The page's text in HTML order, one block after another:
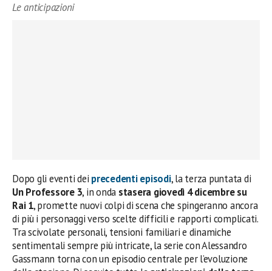
Le anticipazioni
Dopo gli eventi dei precedenti episodi, la terza puntata di
Un Professore 3, in onda stasera giovedì 4 dicembre su
Rai 1, promette nuovi colpi di scena che spingeranno ancora
di più i personaggi verso scelte difficili e rapporti complicati.
Tra scivolate personali, tensioni familiari e dinamiche
sentimentali sempre più intricate, la serie con Alessandro
Gassmann torna con un episodio centrale per l’evoluzione